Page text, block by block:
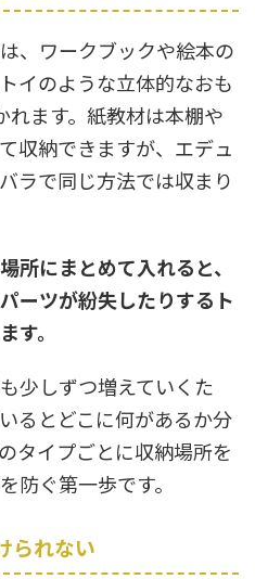
、ワークブックや絵本の
イのような立体的なおも
れます。紙教材は本棚や
収納できますが、エデュ
ラで同じ方法では収まり
所にまとめて入れると、
ーツが紛失したりするト
す。
少しずつ増えていくた
るとどこに何があるか分
タイプごとに収納場所を
防ぐ第一歩です。
られない